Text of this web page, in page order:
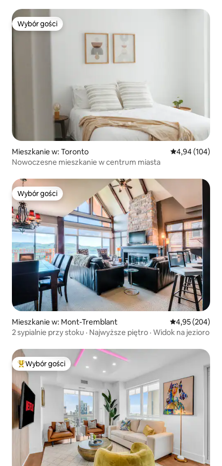
Wybór gości
Wybór gości
Mieszkanie w: Toronto Średnia
4,94 (104)
Nowoczesne mieszkanie w centrum miasta
Wybór gości
Wybór gości
Mieszkanie w: Mont-Tremblant Średnia
4,95 (204)
2 sypialnie przy stoku · Najwyższe piętro · Widok na jezioro
Najpopularniejsze z kategorii Wybór gości
Wybór gości